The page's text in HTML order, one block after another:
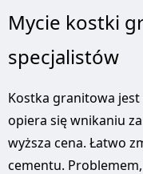
Mycie kostki
specjalistów
Kostka granitowa jest
opiera się wnikaniu
wyższa cena. Łatwo
cementu.